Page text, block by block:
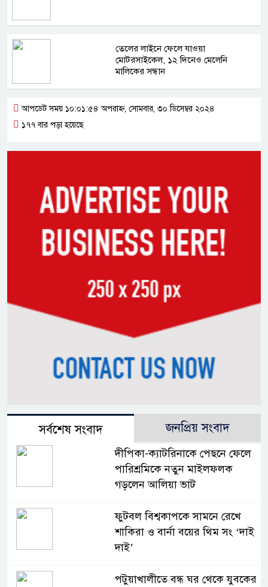
তেলের লাইনে ফেলে যাওয়া
মোটরসাইকেল, ১২ দিনেও মেলেনি
মালিকের সন্ধান
আপডেট সময় ১০:০১:৫৪ অপরাহ্ন, সোমবার, ৩০ ডিসেম্বর ২০২৪
১৭৭ বার পড়া হয়েছে
সর্বশেষ সংবাদ জনপ্রিয় সংবাদ
দীপিকা-ক্যাটরিনাকে পেছনে ফেলে
পারিশ্রমিকে নতুন মাইলফলক
গড়লেন আলিয়া ভাট
ফুটবল বিশ্বকাপকে সামনে রেখে
শাকিরা ও বার্না বয়ের থিম সং ‘দাই
দাই’
পটুয়াখালীতে বন্ধ ঘর থেকে যুবকের